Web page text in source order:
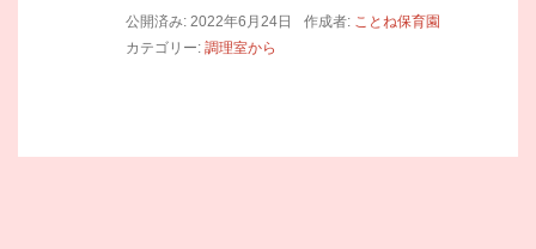
公開済み: 2022年6月24日 作成者: ことね保育園
カテゴリー: 調理室から